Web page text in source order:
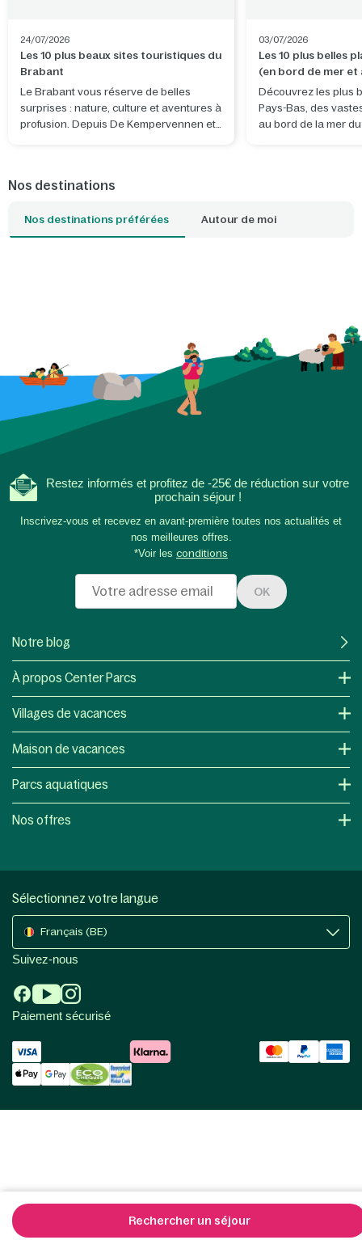
Rechercher un séjour
24/07/2026
Les 10 plus beaux sites touristiques du
Brabant
Le Brabant vous réserve de belles
surprises : nature, culture et aventures à
profusion. Depuis De Kempervennen et
l'autre côté de la frontière belge.
03/07/2026
Les 10 plus belles
(en bord de mer et
terres)
Découvrez les plus
Pays-Bas, des
au bord de la mer
plage qui
Nos destinations
Nos destinations préférées Autour de moi
Restez informés et profitez de -25€ de réduction sur votre
prochain séjour !
Inscrivez-vous et recevez en avant-première toutes nos actualités et
nos meilleures offres.
*Voir les conditions
OK
Notre blog
À propos Center Parcs
Villages de vacances
Maison de vacances
Parcs aquatiques
Nos offres
Sélectionnez votre langue
Français (BE)
Suivez-nous
Paiement sécurisé